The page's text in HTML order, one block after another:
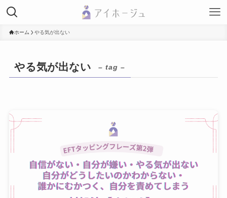
ホーム やる気が出ない
やる気が出ない – tag –